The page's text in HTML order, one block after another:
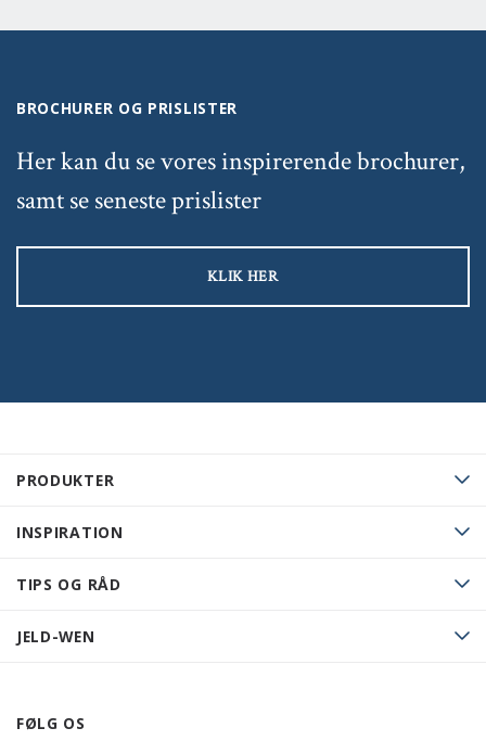
PRODUKTER
INSPIRATION
TIPS OG RÅD
JELD-WEN
FØLG OS
BROCHURER OG PRISLISTER
Her kan du se vores inspirerende brochurer,
samt se seneste prislister
KLIK HER